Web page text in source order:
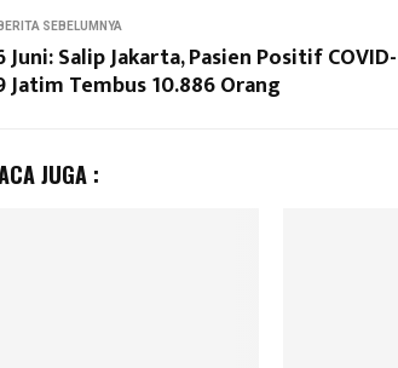
BERITA SEBELUMNYA
Juni: Salip Jakarta, Pasien Positif COVID-
Jatim Tembus 10.886 Orang
JUGA :